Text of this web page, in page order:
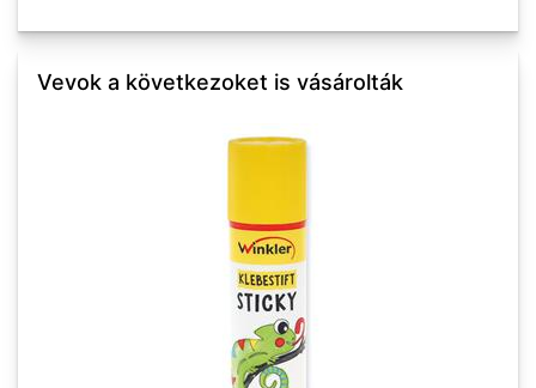
Vevok a következoket is vásárolták